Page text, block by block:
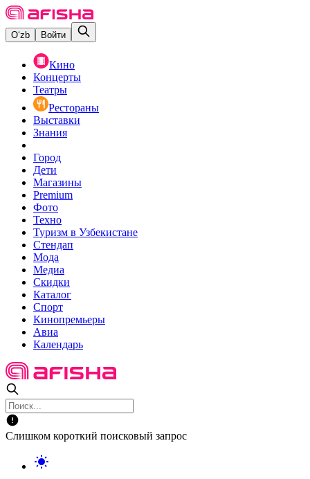
O‘zb Войти
Кино
Концерты
Театры
Рестораны
Выставки
Знания
Город
Дети
Магазины
Premium
Фото
Техно
Туризм в Узбекистане
Стендап
Мода
Медиа
Скидки
Каталог
Спорт
Кинопремьеры
Авиа
Календарь
Слишком короткий поисковый запрос